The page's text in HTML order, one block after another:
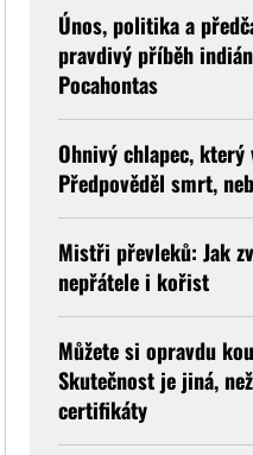
Únos, politika a
pravdivý příběh
Pocahontas
Ohnivý chlapec,
Předpověděl smrt,
Mistři převleků: Jak
nepřátele i kořist
Můžete si opravdu
Skutečnost je jiná,
certifikáty